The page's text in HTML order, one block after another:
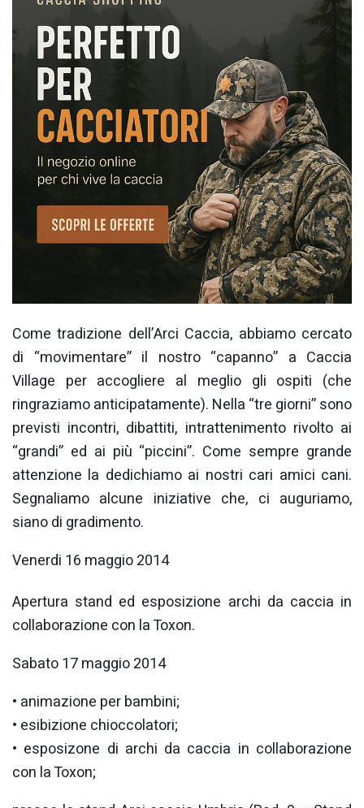
Come tradizione dell’Arci Caccia, abbiamo cercato
di “movimentare” il nostro “capanno” a Caccia
Village per accogliere al meglio gli ospiti (che
ringraziamo anticipatamente). Nella “tre giorni” sono
previsti incontri, dibattiti, intrattenimento rivolto ai
“grandi” ed ai più “piccini”. Come sempre grande
attenzione la dedichiamo ai nostri cari amici cani.
Segnaliamo alcune iniziative che, ci auguriamo,
siano di gradimento.
Venerdi 16 maggio 2014
Apertura stand ed esposizione archi da caccia in
collaborazione con la Toxon.
Sabato 17 maggio 2014
• animazione per bambini;
• esibizione chioccolatori;
• esposizone di archi da caccia in collaborazione
con la Toxon;